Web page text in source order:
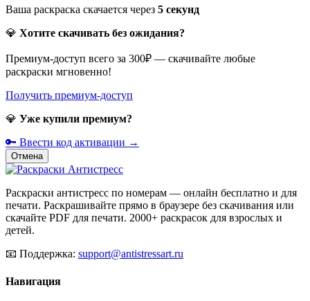
Ваша раскраска скачается через 5 секунд
💎 Хотите скачивать без ожидания?
Премиум-доступ всего за 300₽ — скачивайте любые
раскраски мгновенно!
Получить премиум-доступ
💎 Уже купили премиум?
🔑 Ввести код активации →
Отмена
Раскраски антистресс по номерам — онлайн бесплатно и для
печати. Раскрашивайте прямо в браузере без скачивания или
скачайте PDF для печати. 2000+ раскрасок для взрослых и
детей.
📧 Поддержка: support@antistressart.ru
Навигация